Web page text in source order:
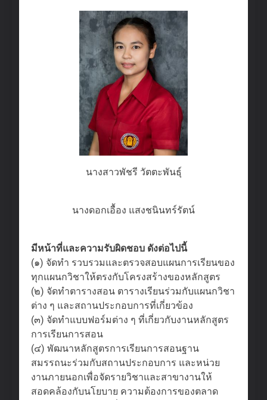
นางสาวพัชรี วัตตะพันธุ์
นางดอกเอื้อง แสงชนินทร์รัตน์
มีหน้าที่และความรับผิดชอบ ดังต่อไปนี้
(๑) จัดทำ รวบรวมและตรวจสอบแผนการเรียนของ
ทุกแผนกวิชาให้ตรงกับโครงสร้างของหลักสูตร
(๒) จัดทำตารางสอน ตารางเรียนร่วมกับแผนกวิชา
ต่าง ๆ และสถานประกอบการที่เกี่ยวข้อง
(๓) จัดทำแบบฟอร์มต่าง ๆ ที่เกี่ยวกับงานหลักสูตร
การเรียนการสอน
(๔) พัฒนาหลักสูตรการเรียนการสอนฐาน
สมรรถนะร่วมกับสถานประกอบการ และหน่วย
งานภายนอกเพื่อจัดรายวิชาและสาขางานให้
สอดคล้องกับนโยบาย ความต้องการของตลาด